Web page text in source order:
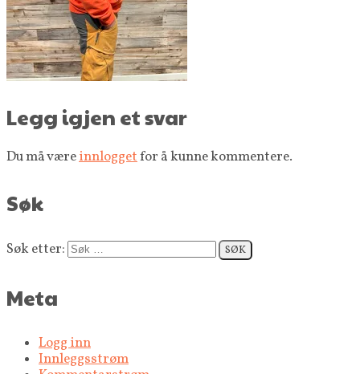
Legg igjen et svar
Du må væreinnloggetfor å kunne kommentere.
Søk
Søk etter:
Meta
Logg inn
Innleggsstrøm